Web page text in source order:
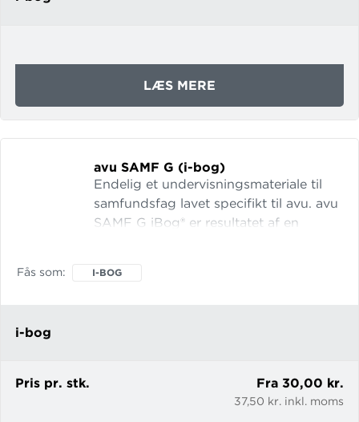
LÆS MERE
GRUNDPAKKE
AVU
avu SAMF G (i-bog)
Endelig et undervisningsmateriale til
samfundsfag lavet specifikt til avu. avu
SAMF G iBog® er resultatet af en
og med inddragelse af undervisere.
Fås som I-BOG
i-bog
Pris pr. stk. Fra 30,00 kr.
37,50 kr. inkl. moms